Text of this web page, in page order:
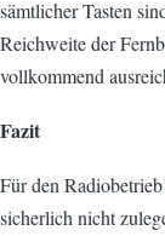
sämtlicher Tasten
Reichweite der
vollkommend
Fazit
Für den
sicherlich nicht